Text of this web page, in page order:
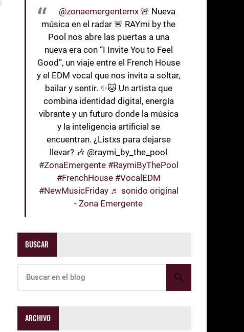
@zonaemergentemx 🚨 Nueva
música en el radar 🚨 RAYmi by the
Pool nos abre las puertas a una
nueva era con “I Invite You to Feel
Good”, un viaje entre el French House
y el EDM vocal que nos invita a soltar,
bailar y sentir. ✨🐱 Un artista que
combina identidad digital, energía
vibrante y un futuro donde la música
y la inteligencia artificial se
encuentran. ¿Listxs para dejarse
llevar? 🎶 @raymi_by_the_pool
#ZonaEmergente #RaymiByThePool
#FrenchHouse #VocalEDM
#NewMusicFriday ♬ sonido original
- Zona Emergente
BUSCAR
ARCHIVO